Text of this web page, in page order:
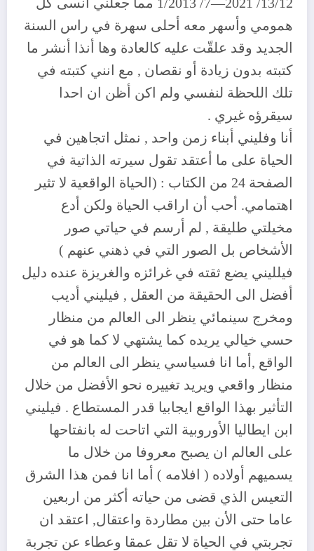
همومي وأسهر معه أحلى سهرة في راس السنة
الجديد وقد علقّت عليه كالعادة وها أنذا أنشر ما
كتبته بدون زيادة أو نقصان , مع انني كتبته في
تلك اللحظة لنفسي ولم اكن أظن ان احدا
سيقرؤه غيري .
أنا وفليني أبناء زمن واحد , نمثل اتجاهين في
الحياة على ما أعتقد تقول سيرته الذاتية في
الصفحة 24 من الكتاب : (الحياة الواقعية لا تثير
اهتمامي. أحب أن اراقب الحياة ولكن أدع
مخيلتي طليقة , لم أرسم في حياتي صور
الأشخاص بل الصور التي في ذهني عنهم )
فيلليني يضع ثقته في غرائزه والغريزة عنده دليل
أفضل الى الحقيقة من العقل , فيليني أديب
ومخرج سينمائي ينظر الى العالم من منظار
حسي خيالي يريده كما يشتهي لا كما هو في
الواقع ,أما انا فسياسي ينظر الى العالم من
منظار واقعي ويريد تغييره نحو الأفضل من خلال
التأثير بهذا الواقع ايجابيا قدر المستطاع . فيليني
ابن ايطاليا الأوروبية التي اتاحت له بانفتاحها
على العالم ان يصبح معروفا من خلال ما
يسميهم أولاده ( افلامه ) أما انا فمن هذا الشرق
التعيس الذي قضى من حياته أكثر من اربعين
عاما حتى الأن بين مطاردة واعتقال, اعتقد ان
تجربتي في الحياة لا تقل عمقا وعطاء عن تجربة